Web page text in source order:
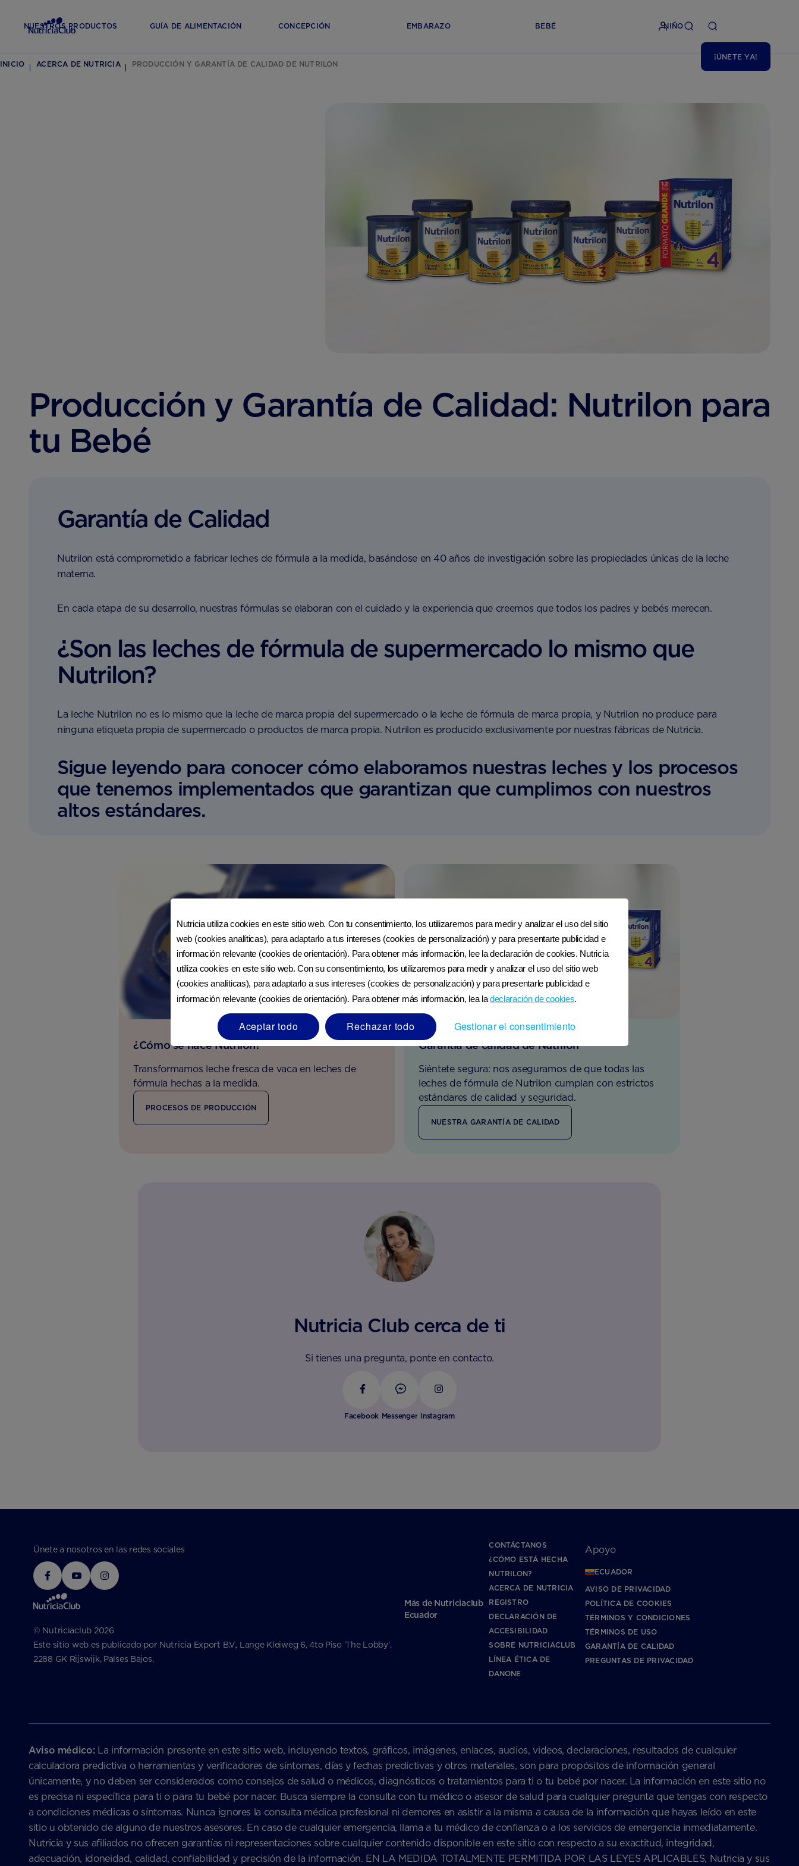
¡ÚNETE YA!
NUESTROS PRODUCTOS GUÍA DE ALIMENTACIÓN CONCEPCIÓN EMBARAZO BEBÉ NIÑO
INICIO ACERCA DE NUTRICIA PRODUCCIÓN Y GARANTÍA DE CALIDAD DE NUTRILON
Producción y Garantía de Calidad: Nutrilon para
tu Bebé
Garantía de Calidad
Nutrilon está comprometido a fabricar leches de fórmula a la medida, basándose en 40 años de investigación sobre las propiedades únicas de la leche
materna.
En cada etapa de su desarrollo, nuestras fórmulas se elaboran con el cuidado y la experiencia que creemos que todos los padres y bebés merecen.
¿Son las leches de fórmula de supermercado lo mismo que
Nutrilon?
La leche Nutrilon no es lo mismo que la leche de marca propia del supermercado o la leche de fórmula de marca propia, y Nutrilon no produce para
ninguna etiqueta propia de supermercado o productos de marca propia. Nutrilon es producido exclusivamente por nuestras fábricas de Nutricia.
Sigue leyendo para conocer cómo elaboramos nuestras leches y los procesos
que tenemos implementados que garantizan que cumplimos con nuestros
altos estándares.
¿Cómo se hace Nutrilon?
Transformamos leche fresca de vaca en leches de
fórmula hechas a la medida.
PROCESOS DE PRODUCCIÓN
Garantía de calidad de Nutrilon
Siéntete segura: nos aseguramos de que todas las
leches de fórmula de Nutrilon cumplan con estrictos
estándares de calidad y seguridad.
NUESTRA GARANTÍA DE CALIDAD
Nutricia Club cerca de ti
Si tienes una pregunta, ponte en contacto.
Facebook Messenger Instagram
Únete a nosotros en las redes sociales
© Nutriciaclub 2026
Este sitio web es publicado por Nutricia Export B.V., Lange Kleiweg 6, 4to Piso ‘The Lobby’,
2288 GK Rijswijk, Países Bajos.
Más de Nutriciaclub
Ecuador
CONTÁCTANOS
¿CÓMO ESTÁ HECHA
NUTRILON?
ACERCA DE NUTRICIA
REGISTRO
DECLARACIÓN DE
ACCESIBILIDAD
SOBRE NUTRICIACLUB
LÍNEA ÉTICA DE
DANONE
Apoyo
ECUADOR
AVISO DE PRIVACIDAD
POLÍTICA DE COOKIES
TÉRMINOS Y CONDICIONES
TÉRMINOS DE USO
GARANTÍA DE CALIDAD
PREGUNTAS DE PRIVACIDAD
Aviso médico:La información presente en este sitio web, incluyendo textos, gráficos, imágenes, enlaces, audios, videos, declaraciones, resultados de cualquier
calculadora predictiva o herramientas y verificadores de síntomas, días y fechas predictivas y otros materiales, son para propósitos de información general
únicamente, y no deben ser considerados como consejos de salud o médicos, diagnósticos o tratamientos para ti o tu bebé por nacer. La información en este sitio no
es precisa ni específica para ti o para tu bebé por nacer. Busca siempre la consulta con tu médico o asesor de salud para cualquier pregunta que tengas con respecto
a condiciones médicas o síntomas. Nunca ignores la consulta médica profesional ni demores en asistir a la misma a causa de la información que hayas leído en este
sitio u obtenido de alguno de nuestros asesores. En caso de cualquier emergencia, llama a tu médico de confianza o a los servicios de emergencia inmediatamente.
Nutricia y sus afiliados no ofrecen garantías ni representaciones sobre cualquier contenido disponible en este sitio con respecto a su exactitud, integridad,
adecuación, idoneidad, calidad, confiabilidad y precisión de la información. EN LA MEDIDA TOTALMENTE PERMITIDA POR LAS LEYES APLICABLES, Nutricia y sus
Nutricia utiliza cookies en este sitio web. Con tu consentimiento, los utilizaremos para medir y analizar el uso del sitio
web (cookies analíticas), para adaptarlo a tus intereses (cookies de personalización) y para presentarte publicidad e
información relevante (cookies de orientación). Para obtener más información, lee la declaración de cookies. Nutricia
utiliza cookies en este sitio web. Con su consentimiento, los utilizaremos para medir y analizar el uso del sitio web
(cookies analíticas), para adaptarlo a sus intereses (cookies de personalización) y para presentarle publicidad e
información relevante (cookies de orientación). Para obtener más información, lea ladeclaración de cookies.
Aceptar todo Rechazar todo Gestionar el consentimiento